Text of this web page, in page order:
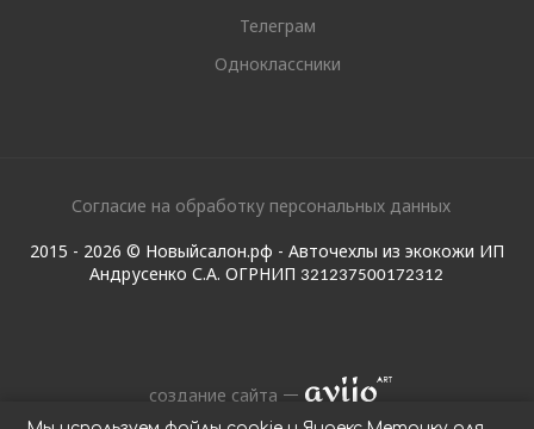
Телеграм
Одноклассники
Согласие на обработку персональных данных
2015 - 2026 © Новыйсалон.рф - Авточехлы из экокожи ИП
Андрусенко С.А. ОГРНИП 321237500172312
создание сайта